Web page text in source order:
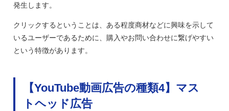
発生します。
クリックするということは、ある程度商材などに興味を示して
いるユーザーであるために、購入やお問い合わせに繋げやすい
という特徴があります。
【YouTube動画広告の種類4】マス
トヘッド広告